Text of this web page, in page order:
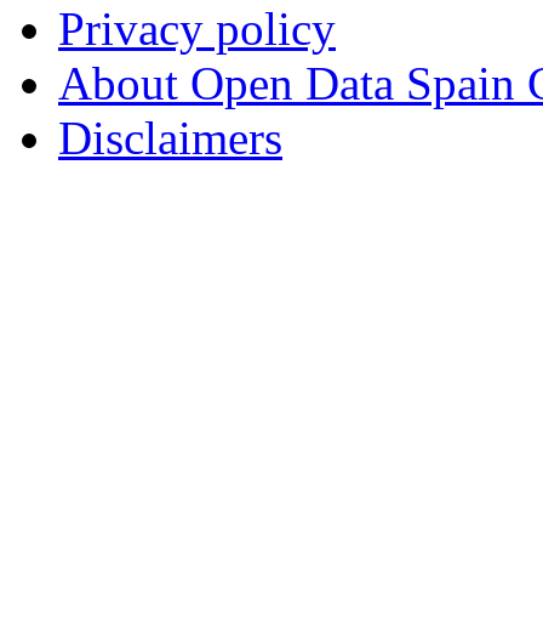
Privacy policy
About Open Data Spain
Disclaimers